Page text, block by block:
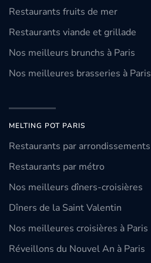
Restaurants fruits de mer
Restaurants viande et grillade
Nos meilleurs brunchs à Paris
Nos meilleures brasseries à Paris
MELTING POT PARIS
Restaurants par arrondissements
Restaurants par métro
Nos meilleurs dîners-croisières
Dîners de la Saint Valentin
Nos meilleures croisières à Paris
Réveillons du Nouvel An à Paris